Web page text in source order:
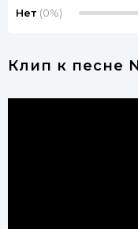
Нет (0%)
Клип к песне